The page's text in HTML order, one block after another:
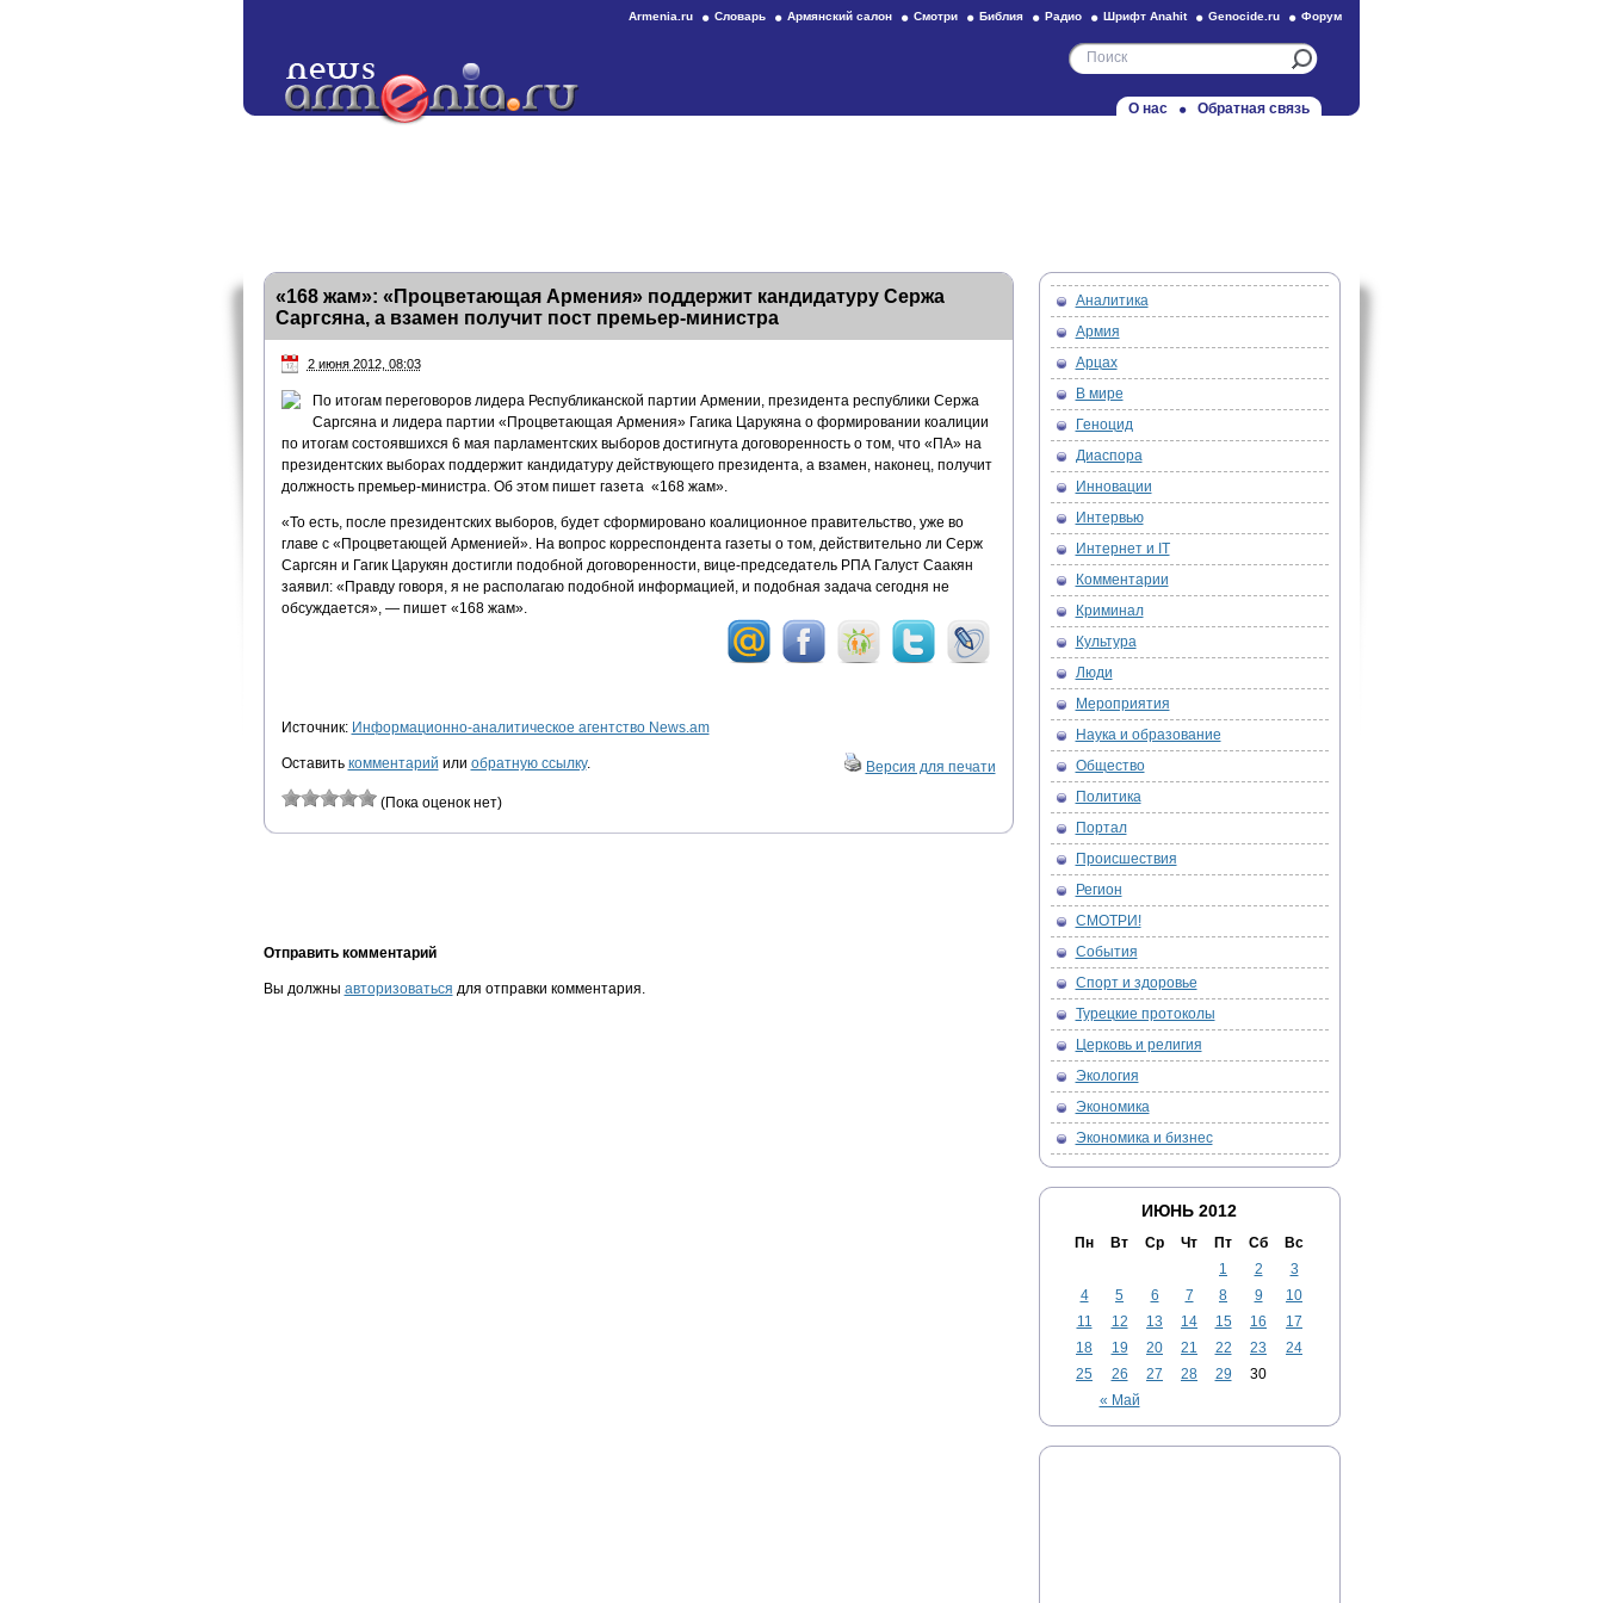
Armenia.ru Словарь Армянский салон Смотри Библия Радио Шрифт Anahit Genocide.ru Форум
О нас Обратная связь
«168 жам»: «Процветающая Армения» поддержит кандидатуру Сержа
Саргсяна, а взамен получит пост премьер-министра
2 июня 2012, 08:03
По итогам переговоров лидера Республиканской партии Армении, президента республики Сержа
Саргсяна и лидера партии «Процветающая Армения» Гагика Царукяна о формировании коалиции
по итогам состоявшихся 6 мая парламентских выборов достигнута договоренность о том, что «ПА» на
президентских выборах поддержит кандидатуру действующего президента, а взамен, наконец, получит
должность премьер-министра. Об этом пишет газета «168 жам».
«То есть, после президентских выборов, будет сформировано коалиционное правительство, уже во
главе с «Процветающей Арменией». На вопрос корреспондента газеты о том, действительно ли Серж
Саргсян и Гагик Царукян достигли подобной договоренности, вице-председатель РПА Галуст Саакян
заявил: «Правду говоря, я не располагаю подобной информацией, и подобная задача сегодня не
обсуждается», — пишет «168 жам».
Источник: Информационно-аналитическое агентство News.am
Оставить комментарий или обратную ссылку. Версия для печати
(Пока оценок нет)
Отправить комментарий
Вы должны авторизоваться для отправки комментария.
Аналитика
Армия
Арцах
В мире
Геноцид
Диаспора
Инновации
Интервью
Интернет и IT
Комментарии
Криминал
Культура
Люди
Мероприятия
Наука и образование
Общество
Политика
Портал
Происшествия
Регион
СМОТРИ!
События
Спорт и здоровье
Турецкие протоколы
Церковь и религия
Экология
Экономика
Экономика и бизнес
ИЮНЬ 2012
Пн Вт Ср Чт Пт Сб Вс
« Май
1 2
3
4
5 6 7 8 9
10
11
12 13 14 15 16
17
18
19 20 21 22 23
24
25
26 27 28 29 30